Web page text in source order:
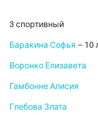
3 спортивный
Баракина Софья – 10
Воронко Елизавета
Гамбонне Алисия
Глебова Злата